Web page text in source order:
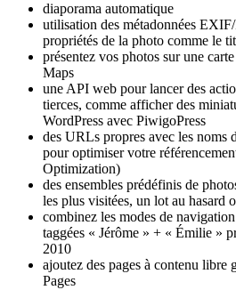
diaporama automatique
utilisation des métadonnées
propriétés de la photo comme le
présentez vos photos sur une
Maps
une API web pour lancer des
tierces, comme afficher des
WordPress avec PiwigoPress
des URLs propres avec les noms
pour optimiser votre
Optimization)
des ensembles prédéfinis de
les plus visitées, un lot au hasard
combinez les modes de
taggées « Jérôme » + « Émilie »
2010
ajoutez des pages à contenu
Pages